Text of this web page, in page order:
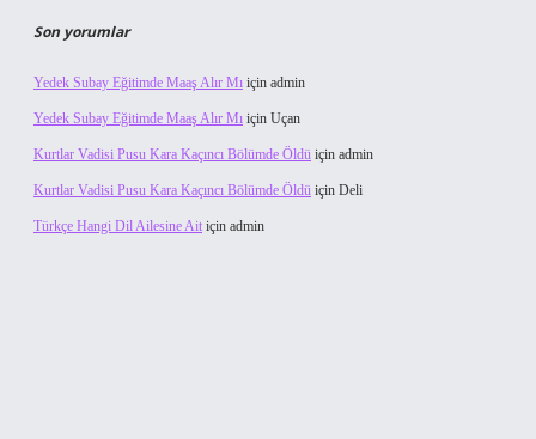
Son yorumlar
Yedek Subay Eğitimde Maaş Alır Mı için admin
Yedek Subay Eğitimde Maaş Alır Mı için Uçan
Kurtlar Vadisi Pusu Kara Kaçıncı Bölümde Öldü için admin
Kurtlar Vadisi Pusu Kara Kaçıncı Bölümde Öldü için Deli
Türkçe Hangi Dil Ailesine Ait için admin